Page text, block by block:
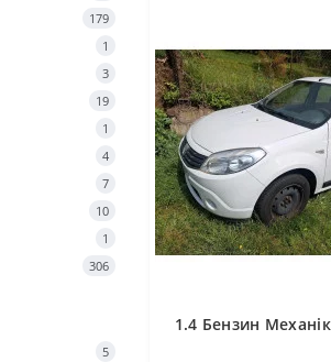
179
1
3
19
1
4
7
10
1
306
5
1.4 Бензин